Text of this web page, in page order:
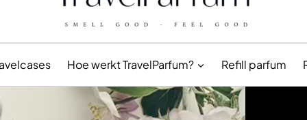
Hoe werkt TravelParfum? Refill parfum